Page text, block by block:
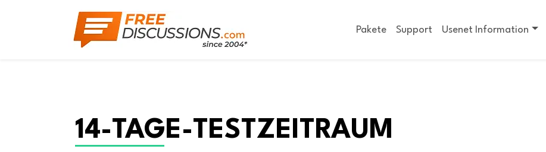
Pakete Support Usenet Information
14-TAGE-TESTZEITRAUM